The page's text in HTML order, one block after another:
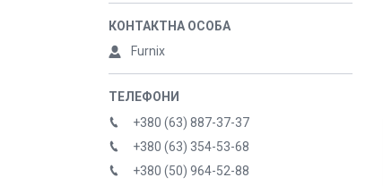
Furnix
+380 (63) 887-37-37
+380 (63) 354-53-68
+380 (50) 964-52-88